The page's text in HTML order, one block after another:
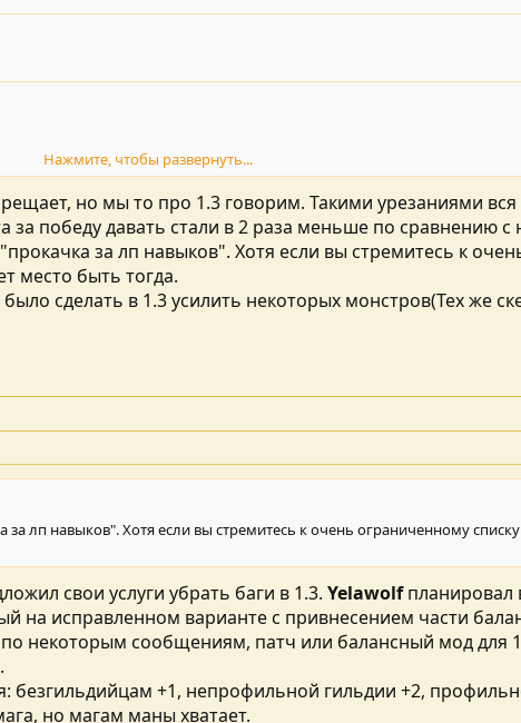
Нажмите, чтобы развернуть...
В основном их купировали по ходу обнаружения. Чтобы
(если они есть), нужно, как минимум, обратить внимание на проблему.
Просто доход надо бы урезать.
что золото тратится на навыки ГГ, можно ввести плату за каждый
вопроса. И к верховному магу огня, на нужды монастыря 10к
Нажмите, чтобы развернуть...
но мы то про 1.3 говорим. Такими урезаниями
победу давать стали в 2 раза меньше по сравнению с
за лп навыков". Хотя если вы стремитесь к
место быть тогда.
сделать в 1.3 усилить некоторых монстров(Тех же
за лп навыков". Хотя если вы стремитесь к очень ограниченному
свои услуги убрать баги в 1.3. Yelawolfпланировал
на исправленном варианте с привнесением части
по некоторым сообщениям, патч или балансный мод для
безгильдийцам +1, непрофильной гильдии +2,
но магам маны хватает.